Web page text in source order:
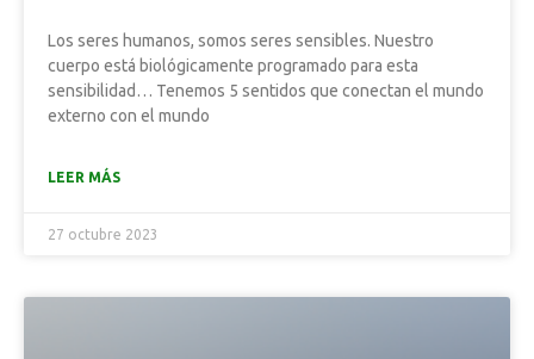
Los seres humanos, somos seres sensibles. Nuestro
cuerpo está biológicamente programado para esta
sensibilidad… Tenemos 5 sentidos que conectan el mundo
externo con el mundo
LEER MÁS
27 octubre 2023